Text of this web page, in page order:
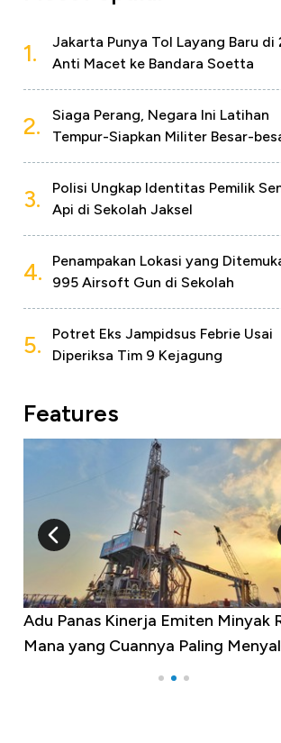
1.
Jakarta Punya Tol Layang Baru di
Anti Macet ke Bandara Soetta
2.
Siaga Perang, Negara Ini Latihan
Tempur-Siapkan Militer Besar-
3.
Polisi Ungkap Identitas Pemilik
Api di Sekolah Jaksel
4.
Penampakan Lokasi yang
995 Airsoft Gun di Sekolah
5.
Potret Eks Jampidsus Febrie Usai
Diperiksa Tim 9 Kejagung
Features
Adu Panas Kinerja Emiten Minyak
Mana yang Cuannya Paling